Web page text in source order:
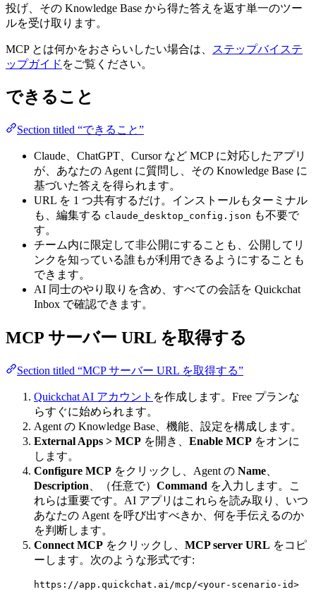
投げ、その Knowledge Base から得た答えを返す単一のツー
ルを受け取ります。
MCP とは何かをおさらいしたい場合は、
ステップバイステ
ップガイド をご覧ください。
できること
Section titled “できること”
Claude、ChatGPT、Cursor など MCP に対応したアプリ
が、あなたの Agent に質問し、その Knowledge Base に
基づいた答えを得られます。
URL を 1 つ共有するだけ。インストールもターミナル
も、編集する claude_desktop_config.json も不要で
す。
チーム内に限定して非公開にすることも、公開してリ
ンクを知っている誰もが利用できるようにすることも
できます。
AI 同士のやり取りを含め、すべての会話を Quickchat
Inbox で確認できます。
MCP サーバー URL を取得する
Section titled “MCP サーバー URL を取得する”
Quickchat AI アカウント を作成します。Free プランな
らすぐに始められます。
Agent の Knowledge Base、機能、設定を構成します。
External Apps > MCP を開き、 Enable MCP をオンに
します。
Configure MCP をクリックし、Agent の Name
Description 、（任意で） Command を入力します。こ
れらは重要です。AI アプリはこれらを読み取り、いつ
あなたの Agent を呼び出すべきか、何を手伝えるのか
を判断します。
Connect MCP をクリックし、 MCP server URL をコピ
ーします。次のような形式です:
https://app.quickchat.ai/mcp/<your-scenario-id>